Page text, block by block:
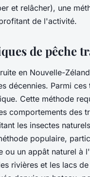
et relâcher), une
de l'activité.
de pêche
en Nouvelle-
décennies. Parmi ces
Cette méthode
comportements des
les insectes
populaire,
ou un appât naturel à
rivières et les lacs